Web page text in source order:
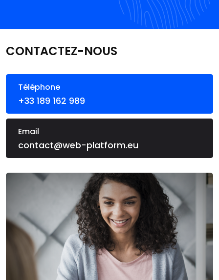
CONTACTEZ-NOUS
Téléphone
+33 189 162 989
Email
contact@web-platform.eu